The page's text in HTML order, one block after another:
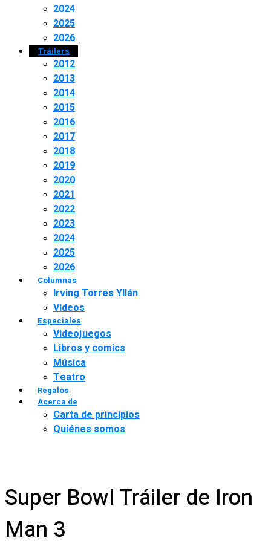
2024
2025
2026
Tráilers
2012
2013
2014
2015
2016
2017
2018
2019
2020
2021
2022
2023
2024
2025
2026
Columnas
Irving Torres Yllán
Videos
Especiales
Videojuegos
Libros y comics
Música
Teatro
Regalos
Acerca de
Carta de principios
Quiénes somos
Super Bowl Tráiler de Iron
Man 3